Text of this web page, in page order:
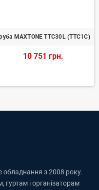
MAXTONE TTC30L (TTC1C)
10 751 грн.
обладнання з 2008 року.
і організаторам